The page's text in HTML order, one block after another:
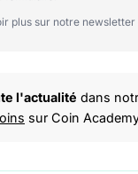
plus sur notre
l'actualité dans
sur Coin